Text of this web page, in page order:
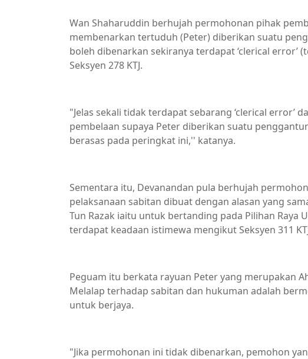
Wan Shaharuddin berhujah permohonan pihak
membenarkan tertuduh (Peter) diberikan suatu
boleh dibenarkan sekiranya terdapat ‘clerical error’
Seksyen 278 KTJ.
"Jelas sekali tidak terdapat sebarang ‘clerical error’
pembelaan supaya Peter diberikan suatu
berasas pada peringkat ini,'' katanya.
Sementara itu, Devanandan pula berhujah
pelaksanaan sabitan dibuat dengan alasan yang
Tun Razak iaitu untuk bertanding pada Pilihan Raya
terdapat keadaan istimewa mengikut Seksyen 311
Peguam itu berkata rayuan Peter yang merupakan
Melalap terhadap sabitan dan hukuman adalah
untuk berjaya.
"Jika permohonan ini tidak dibenarkan, pemohon